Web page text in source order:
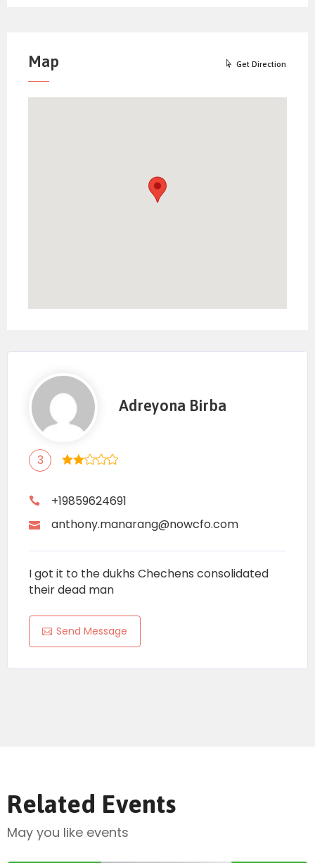
Map Get Direction
Adreyona Birba
3
+19859624691
anthony.manarang@nowcfo.com
I got it to the dukhs Chechens consolidated
their dead man
Send Message
Related Events
May you like events